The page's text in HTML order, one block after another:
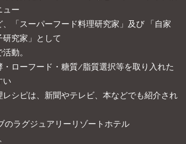
ュー
、「スーパーフード料理研究家」及び 「自家
究家」として
動。
・ローフード・糖質/脂質選択等を取り入れた
い
レシピは、新聞やテレビ、本などでも紹介され
のラグジュアリーリゾートホテル